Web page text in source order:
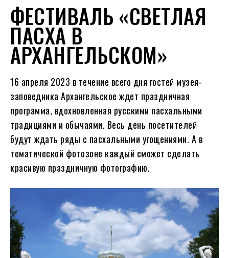
ФЕСТИВАЛЬ «СВЕТЛАЯ
ПАСХА В
АРХАНГЕЛЬСКОМ»
16 апреля 2023 в течение всего дня гостей музея-
заповедника Архангельское ждет праздничная
программа, вдохновленная русскими пасхальными
традициями и обычаями. Весь день посетителей
будут ждать ряды с пасхальными угощениями. А в
тематической фотозоне каждый сможет сделать
красивую праздничную фотографию.